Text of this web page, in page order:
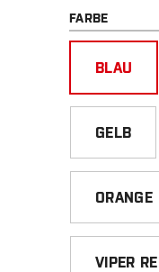
FARBE
BLAU
GELB
ORANGE
VIPER